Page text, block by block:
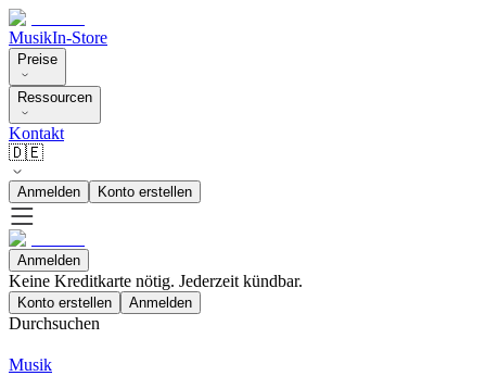
MusikIn-Store
Preise
Ressourcen
Kontakt
🇩🇪
Anmelden Konto erstellen
Anmelden
Keine Kreditkarte nötig. Jederzeit kündbar.
Konto erstellen Anmelden
Durchsuchen
Musik